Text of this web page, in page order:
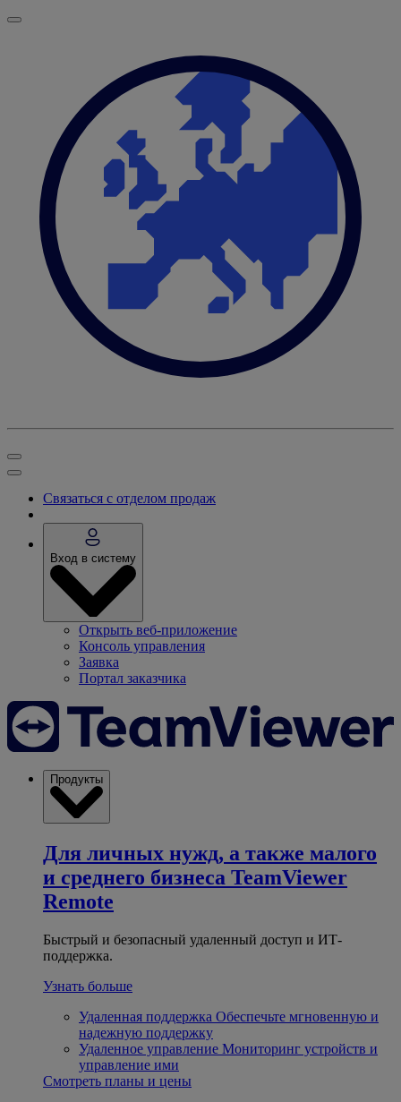
Связаться с отделом продаж
Вход в систему
Открыть веб-приложение
Консоль управления
Заявка
Портал заказчика
Продукты
Для личных нужд, а также малого
и среднего бизнеса TeamViewer
Remote
Быстрый и безопасный удаленный доступ и ИТ-
поддержка.
Узнать больше
Удаленная поддержка Обеспечьте мгновенную и
надежную поддержку
Удаленное управление Мониторинг устройств и
управление ими
Смотреть планы и цены